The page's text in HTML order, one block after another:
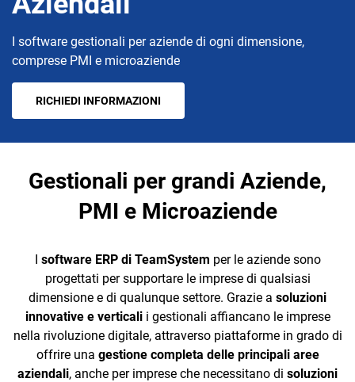
Email Marketing
Fatturazione
Financial Solutions
Trust Services
TeamSystem Corporate
I software gestionali per aziende di ogni dimensione,
comprese PMI e microaziende
RICHIEDI INFORMAZIONI
Gestionali per grandi Aziende,
PMI e Microaziende
I software ERP di TeamSystem per le aziende sono
progettati per supportare le imprese di qualsiasi
dimensione e di qualunque settore. Grazie a soluzioni
innovative e verticali i gestionali affiancano le imprese
nella rivoluzione digitale, attraverso piattaforme in grado di
offrire una gestione completa delle principali aree
aziendali, anche per imprese che necessitano di soluzioni